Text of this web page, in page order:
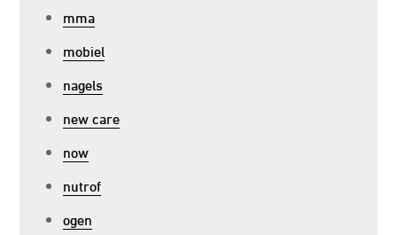
mma
mobiel
nagels
new care
now
nutrof
ogen